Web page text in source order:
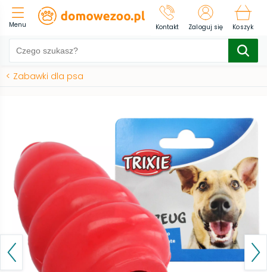
Menu Kontakt Zaloguj się Koszyk
< Zabawki dla psa